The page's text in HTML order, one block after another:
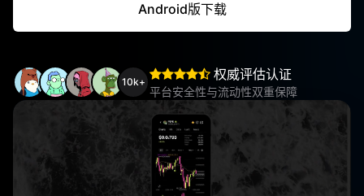
Android版下载
10k+ 权威评估认证
平台安全性与流动性双重保障